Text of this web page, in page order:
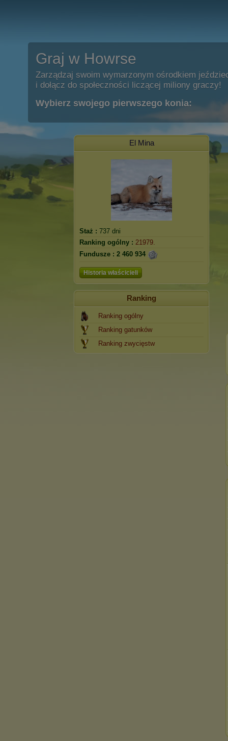
Graj w Howrse
Zarządzaj swoim wymarzonym ośrodkiem
i dołącz do społeczności liczącej miliony graczy!
Wybierz swojego pierwszego konia:
El Minа
Staż : 737 dni
Ranking ogólny : 21979.
Fundusze : 2 460 934
Historia właścicieli
Ranking
Ranking ogólny
Ranking gatunków
Ranking zwycięstw